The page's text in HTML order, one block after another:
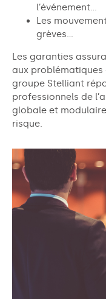
l’événement…
Les
grèves…
Les garanties
aux problématiques
groupe Stelliant
professionnels de
globale et
risque.